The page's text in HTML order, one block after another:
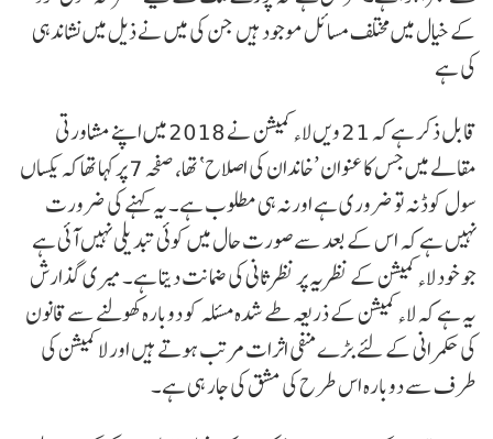
کے خیال میں مختلف مسائل موجود ہیں جن کی میں نے ذیل میں نشاندہی
کی ہے
قابل ذکر ہے کہ 21 ویں لاء کمیشن نے 2018 میں اپنے مشاورتی
مقالے میں جس کا عنوان ’خاندان کی اصلاح‘ تھا، صفحہ 7 پر کہا تھا کہ یکساں
سول کوڈ نہ تو ضروری ہے اور نہ ہی مطلوب ہے۔ یہ کہنے کی ضرورت
نہیں ہے کہ اس کے بعد سےصورت حال میں کوئی تبدیلی نہیں آئی ہے
جو خود لاء کمیشن کے نظریہ پر نظرثانی کی ضمانت دیتا ہے۔ میری گذارش
یہ ہے کہ لاء کمیشن کے ذریعہ طے شدہ مسئلہ کو دوبارہ کھولنے سے قانون
کی حکمرانی کے لئے بڑےمنفی اثرات مرتب ہوتے ہیں اور لا کمیشن کی
طرف سے دوبارہ اس طرح کی مشق کی جار ہی ہے۔